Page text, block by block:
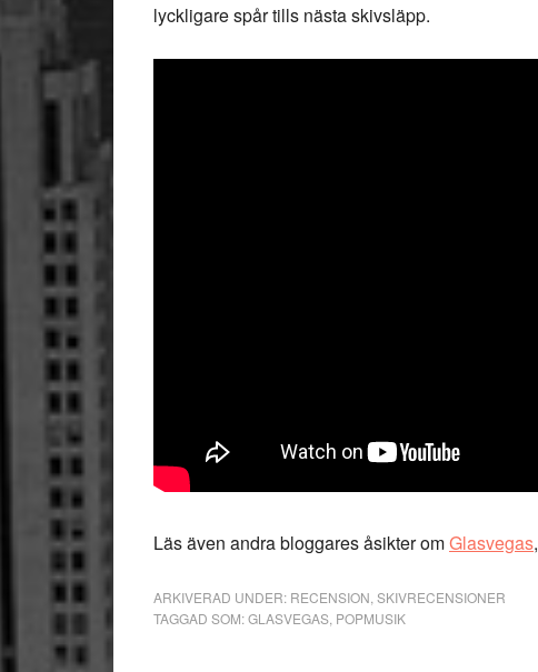
lyckligare spår tills nästa skivsläpp.
Läs även andra bloggares åsikter omGlasvegas,
ARKIVERAD UNDER: RECENSION SKIVRECENSIONER
TAGGAD SOM:GLASVEGAS POPMUSIK